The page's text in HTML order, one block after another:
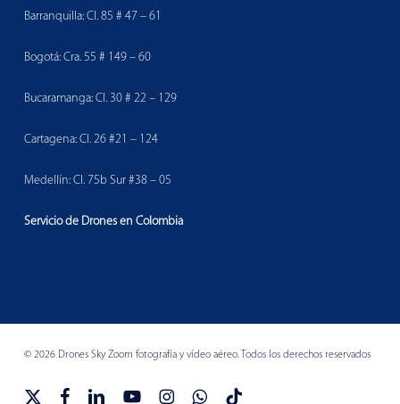
Barranquilla: Cl. 85 # 47 – 61
Bogotá: Cra. 55 # 149 – 60
Bucaramanga: Cl. 30 # 22 – 129
Cartagena: Cl. 26 #21 – 124
Medellín: Cl. 75b Sur #38 – 05
Servicio de Drones en Colombia
© 2026 Drones Sky Zoom fotografía y vídeo aéreo. Todos los derechos reservados
x- facebooklinkedin youtube instagramwhatsapptiktok